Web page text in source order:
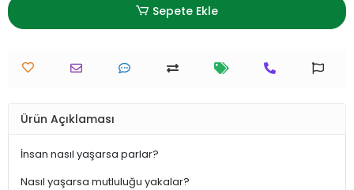
Sepete Ekle
Ürün Açıklaması
İnsan nasıl yaşarsa parlar?
Nasıl yaşarsa mutluluğu yakalar?